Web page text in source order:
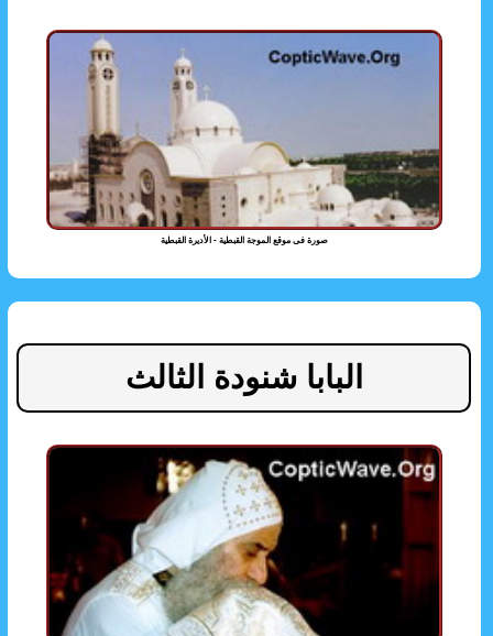
صورة فى موقع الموجة القبطية - الأديرة القبطية
البابا شنودة الثالث